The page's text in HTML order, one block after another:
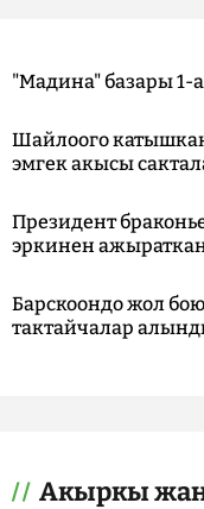
"Мадина" базары 1-
Шайлоого
эмгек акысы
Президент
эркинен
Барскоондо жол
тактайчалар
Акыркы